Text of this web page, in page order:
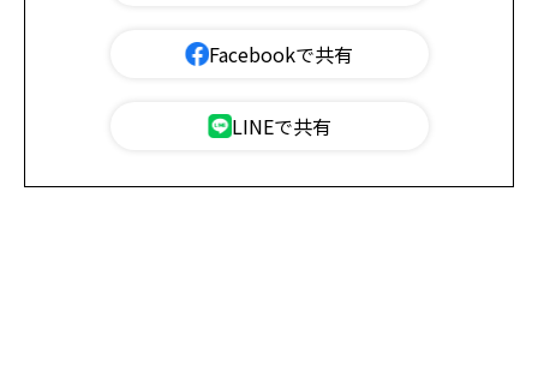
Facebookで共有
LINEで共有